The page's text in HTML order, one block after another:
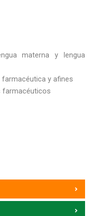
materna y lengua
y afines
farmacéuticos